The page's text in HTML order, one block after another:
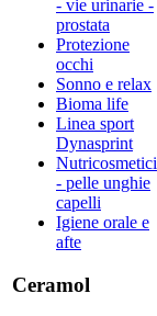
- vie urinarie -
prostata
Protezione
occhi
Sonno e relax
Bioma life
Linea sport
Dynasprint
Nutricosmetici
- pelle unghie
capelli
Igiene orale e
afte
Ceramol